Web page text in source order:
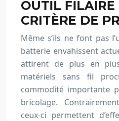
OUTIL FILAIRE
CRITÈRE DE
Même s’ils ne font pas
batterie envahissent
attirent de plus en
matériels sans fil
commodité importante
bricolage.
ceux-ci permettent